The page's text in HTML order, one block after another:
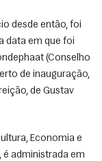
desde então, foi
data em que foi
(Conselho
de inauguração,
de Gustav
Economia e
é administrada em